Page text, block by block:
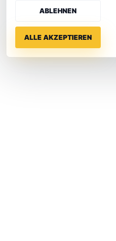
ABLEHNEN
ALLE AKZEPTIEREN